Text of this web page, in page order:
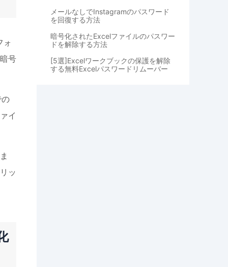
ォ
号
イ
ッ
メールなしでInstagramのパスワード
を回復する方法
暗号化されたExcelファイルのパスワー
ドを解除する方法
[5選]Excelワークブックの保護を解除
する無料Excelパスワードリムーバー